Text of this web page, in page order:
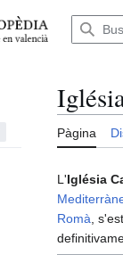
Pàgina
L'Iglésia
Romà ,